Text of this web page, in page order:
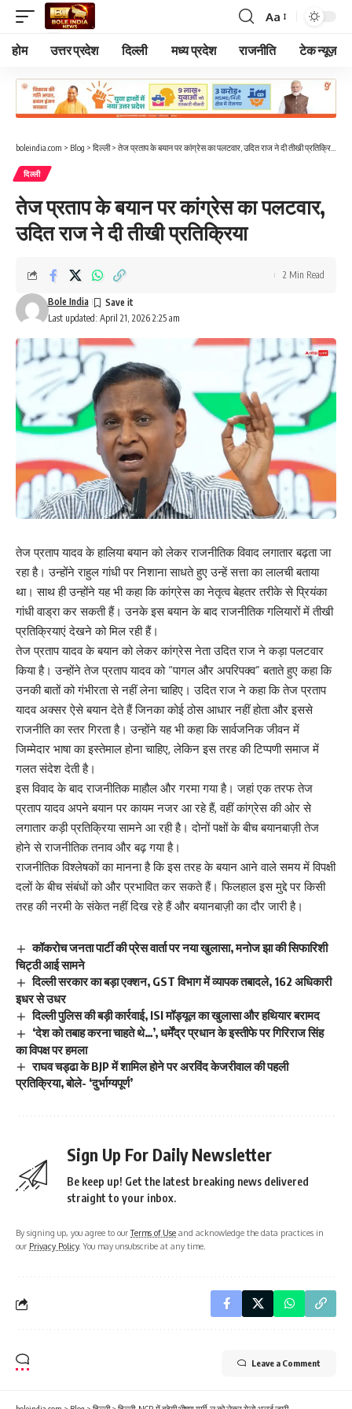
Font
Resizer
Aa
होम उत्तर प्रदेश दिल्ली मध्य प्रदेश राजनीति टेक न्यूज़
boleindia.com > Blog > दिल्ली> तेज प्रताप के बयान पर कांग्रेस का पलटवार, उदित राज ने दी तीखी प्रतिक्रिया
दिल्ली
तेज प्रताप के बयान पर कांग्रेस का पलटवार,
उदित राज ने दी तीखी प्रतिक्रिया
Last updated: April 21, 2026 2:25 am
Bole India
2 Min Read
तेज प्रताप यादव के हालिया बयान को लेकर राजनीतिक विवाद लगातार बढ़ता जा
रहा है। उन्होंने राहुल गांधी पर निशाना साधते हुए उन्हें सत्ता का लालची बताया
था। साथ ही उन्होंने यह भी कहा कि कांग्रेस का नेतृत्व बेहतर तरीके से प्रियंका
गांधी वाड्रा कर सकती हैं। उनके इस बयान के बाद राजनीतिक गलियारों में तीखी
प्रतिक्रियाएं देखने को मिल रही हैं।
तेज प्रताप यादव के बयान को लेकर कांग्रेस नेता उदित राज ने कड़ा पलटवार
किया है। उन्होंने तेज प्रताप यादव को “पागल और अपरिपक्व” बताते हुए कहा कि
उनकी बातों को गंभीरता से नहीं लेना चाहिए। उदित राज ने कहा कि तेज प्रताप
यादव अक्सर ऐसे बयान देते हैं जिनका कोई ठोस आधार नहीं होता और इससे
राजनीति का स्तर गिरता है। उन्होंने यह भी कहा कि सार्वजनिक जीवन में
जिम्मेदार भाषा का इस्तेमाल होना चाहिए, लेकिन इस तरह की टिप्पणी समाज में
गलत संदेश देती है।
इस विवाद के बाद राजनीतिक माहौल और गरमा गया है। जहां एक तरफ तेज
प्रताप यादव अपने बयान पर कायम नजर आ रहे हैं, वहीं कांग्रेस की ओर से
लगातार कड़ी प्रतिक्रिया सामने आ रही है। दोनों पक्षों के बीच बयानबाज़ी तेज
होने से राजनीतिक तनाव और बढ़ गया है।
राजनीतिक विश्लेषकों का मानना है कि इस तरह के बयान आने वाले समय में विपक्षी
दलों के बीच संबंधों को और प्रभावित कर सकते हैं। फिलहाल इस मुद्दे पर किसी
तरह की नरमी के संकेत नहीं दिख रहे हैं और बयानबाज़ी का दौर जारी है।
कॉकरोच जनता पार्टी की प्रेस वार्ता पर नया खुलासा, मनोज झा की सिफारिशी
चिट्ठी आई सामने
दिल्ली सरकार का बड़ा एक्शन, GST विभाग में व्यापक तबादले, 162 अधिकारी
इधर से उधर
दिल्ली पुलिस की बड़ी कार्रवाई, ISI मॉड्यूल का खुलासा और हथियार बरामद
‘देश को तबाह करना चाहते थे…’, धर्मेंद्र प्रधान के इस्तीफे पर गिरिराज सिंह
का विपक्ष पर हमला
राघव चड्ढा के BJP में शामिल होने पर अरविंद केजरीवाल की पहली
प्रतिक्रिया, बोले- ‘दुर्भाग्यपूर्ण’
Sign Up For Daily Newsletter
Be keep up! Get the latest breaking news delivered
straight to your inbox.
By signing up, you agree to ourTerms of Use and acknowledge the data practices in
our Privacy Policy. You may unsubscribe at any time.
Leave a Comment